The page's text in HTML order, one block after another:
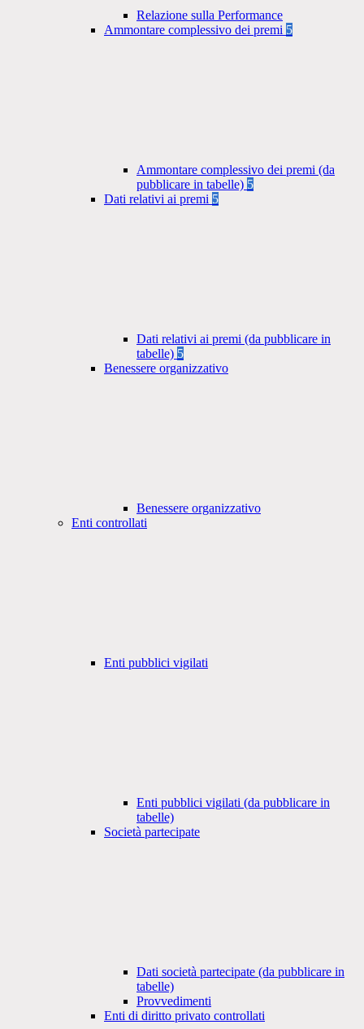
Relazione sulla Performance
Ammontare complessivo dei premi 5
Ammontare complessivo dei premi (da
pubblicare in tabelle) 5
Dati relativi ai premi 5
Dati relativi ai premi (da pubblicare in
tabelle) 5
Benessere organizzativo
Benessere organizzativo
Enti controllati
Enti pubblici vigilati
Enti pubblici vigilati (da pubblicare in
tabelle)
Società partecipate
Dati società partecipate (da pubblicare in
tabelle)
Provvedimenti
Enti di diritto privato controllati